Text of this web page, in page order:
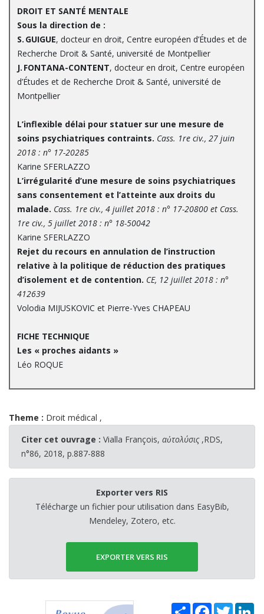
DROIT ET SANTÉ MENTALE
Sous la direction de :
S. GUIGUE, docteur en droit, Centre européen d’Études et de
Recherche Droit & Santé, université de Montpellier
J. FONTANA-CONTENT, docteur en droit, Centre européen
d’Études et de Recherche Droit & Santé, université de
Montpellier
L’inflexible délai pour statuer sur une mesure de
soins psychiatriques contraints. Cass. 1re civ., 27 juin
2018 : n° 17-20285
Karine SFERLAZZO
L’irrégularité d’une mesure de soins psychiatriques
sans consentement et l’atteinte aux droits du
malade. Cass. 1re civ., 4 juillet 2018 : n° 17-20800 et Cass.
1re civ., 5 juillet 2018 : n° 18-50042
Karine SFERLAZZO
Rejet du recours en annulation de l’instruction
relative à la politique de réduction des pratiques
d’isolement et de contention. CE, 12 juillet 2018 : n°
412639
Volodia MIJUSKOVIC et Pierre-Yves CHAPEAU
FICHE TECHNIQUE
Les « proches aidants »
Léo ROQUE
Theme : Droit médical ,
Citer cet ouvrage : Vialla François, αὐτολύσις,RDS,
n°86, 2018, p.887-888
Exporter vers RIS
Télécharge un fichier pour utilisation dans EasyBib,
Mendeley, Zotero, etc.
EXPORTER VERS RIS
Share Facebook
Twitter